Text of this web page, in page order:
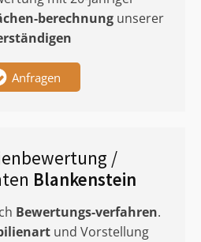
berechnung unserer
Anfragen
/
Blankenstein
Bewertungs-verfahren.
und Vorstellung